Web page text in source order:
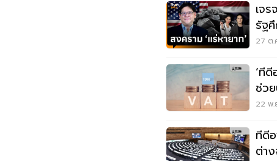
เจ
รัฐ
เป็
27 ต.
‘ที
ช่ว
22 พ.
ทีดี
ต่า